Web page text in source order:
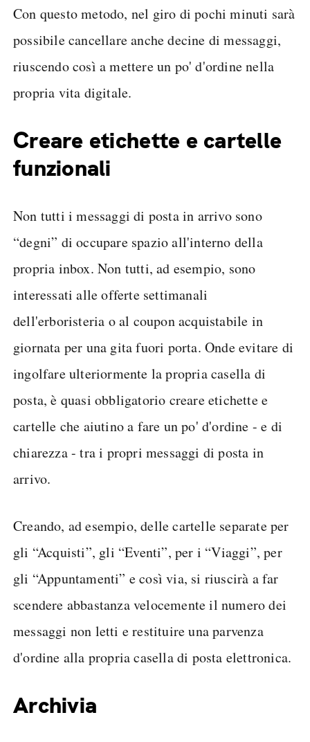
Con questo metodo, nel giro di pochi minuti sarà
possibile cancellare anche decine di messaggi,
riuscendo così a mettere un po' d'ordine nella
propria vita digitale.
Creare etichette e cartelle
funzionali
Non tutti i messaggi di posta in arrivo sono
“degni” di occupare spazio all'interno della
propria inbox. Non tutti, ad esempio, sono
interessati alle offerte settimanali
dell'erboristeria o al coupon acquistabile in
giornata per una gita fuori porta. Onde evitare di
ingolfare ulteriormente la propria casella di
posta, è quasi obbligatorio creare etichette e
cartelle che aiutino a fare un po' d'ordine - e di
chiarezza - tra i propri messaggi di posta in
arrivo.
Creando, ad esempio, delle cartelle separate per
gli “Acquisti”, gli “Eventi”, per i “Viaggi”, per
gli “Appuntamenti” e così via, si riuscirà a far
scendere abbastanza velocemente il numero dei
messaggi non letti e restituire una parvenza
d'ordine alla propria casella di posta elettronica.
Archivia